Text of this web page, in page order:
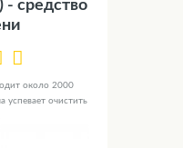
- средство
около 2000
успевает очистить